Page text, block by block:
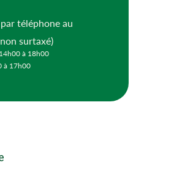
téléphone au
surtaxé)
à 18h00
à 17h00